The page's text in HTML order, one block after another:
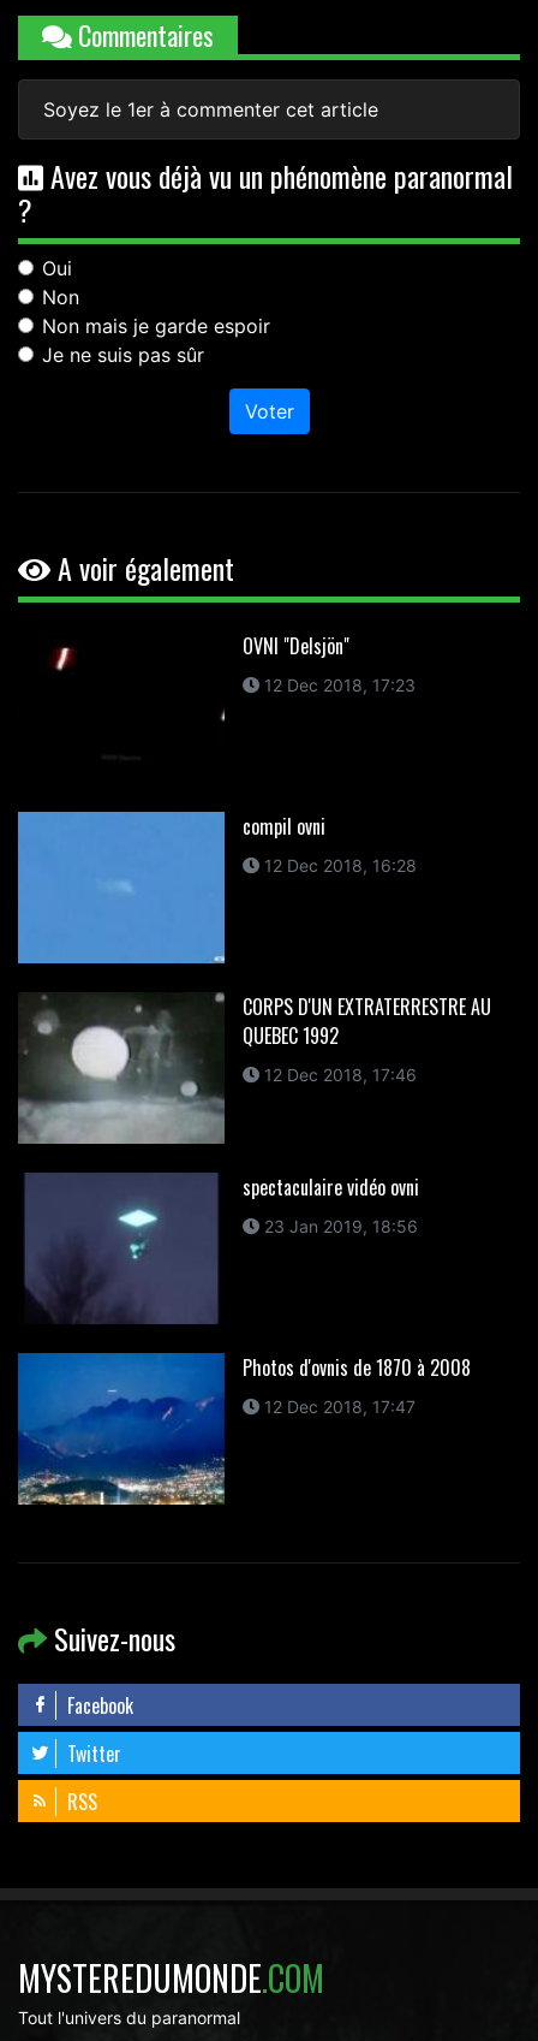
Commentaires
Soyez le 1er à commenter cet article
Avez vous déjà vu un phénomène paranormal
?
Oui
Non
Non mais je garde espoir
Je ne suis pas sûr
Voter
A voir également
OVNI "Delsjön"
12 Dec 2018, 17:23
compil ovni
12 Dec 2018, 16:28
CORPS D'UN EXTRATERRESTRE AU
QUEBEC 1992
12 Dec 2018, 17:46
spectaculaire vidéo ovni
23 Jan 2019, 18:56
Photos d'ovnis de 1870 à 2008
12 Dec 2018, 17:47
Suivez-nous
Facebook
Twitter
RSS
MYSTEREDUMONDE.COM
Tout l'univers du paranormal